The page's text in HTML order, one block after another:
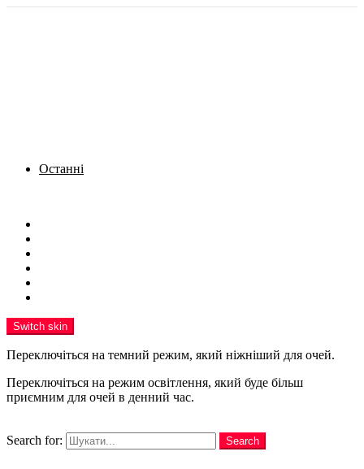
Останні
Switch skin
Переключіться на темний режим, який ніжніший для очей.
Переключіться на режим освітлення, який буде більш
приємним для очей в денний час.
Search for:
Search